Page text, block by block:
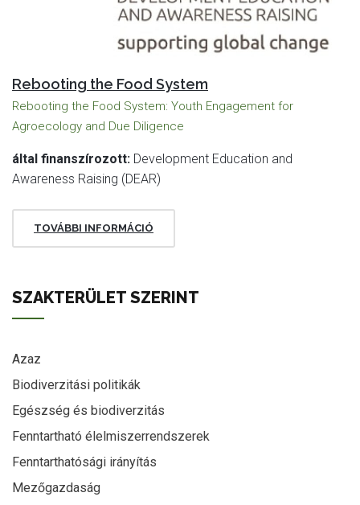
Rebooting the Food System
Rebooting the Food System: Youth Engagement for
Agroecology and Due Diligence
által finanszírozott: Development Education and
Awareness Raising (DEAR)
TOVÁBBI INFORMÁCIÓ
SZAKTERÜLET SZERINT
Azaz
Biodiverzitási politikák
Egészség és biodiverzitás
Fenntartható élelmiszerrendszerek
Fenntarthatósági irányítás
Mezőgazdaság